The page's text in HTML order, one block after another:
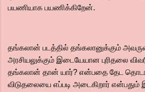
பயணியாக பயணிக்கிறேன்.
தங்கலான் படத்தில் தங்கலானுக்கும்
அரசியலுக்கும் இடையேயான புரிதலை
தங்கலான் தான் யார்? என்பதை தேட
விடுதலையை எப்படி அடைகிறார் என்பதும்